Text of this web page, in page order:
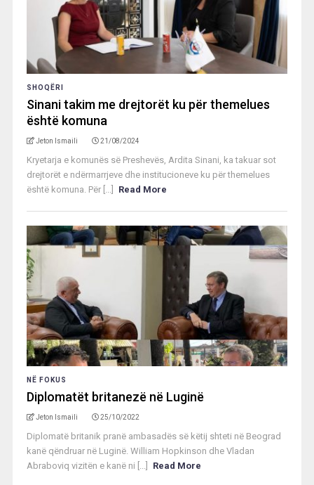
SHOQËRI
Sinani takim me drejtorët ku për themelues
është komuna
Jeton Ismaili 21/08/2024
Kryetarja e komunës së Preshevës, Ardita Sinani, ka takuar sot
drejtorët e ndërmarrjeve dhe institucioneve ku për themelues
është komuna. Për [...]
Read More
NË FOKUS
Diplomatët britanezë në Luginë
Jeton Ismaili 25/10/2022
Diplomatë britanik pranë ambasadës së këtij shteti në Beograd
kanë qëndruar në Luginë. William Hopkinson dhe Vladan
Abraboviq vizitën e kanë ni [...]
Read More